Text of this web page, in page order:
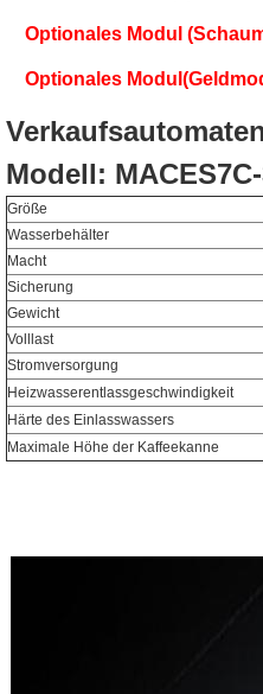
Optionales Modul
Optionales Modul
Modell:
Größe
Wasserbehälter
Macht
Sicherung
Gewicht
Volllast
Stromversorgung
Heizwasserentlassgeschwindigkeit
Härte des Einlasswassers
Maximale Höhe der Kaffeekanne